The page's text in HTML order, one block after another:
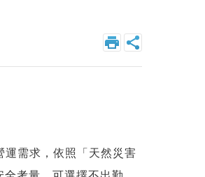
需求，依照「天然災害